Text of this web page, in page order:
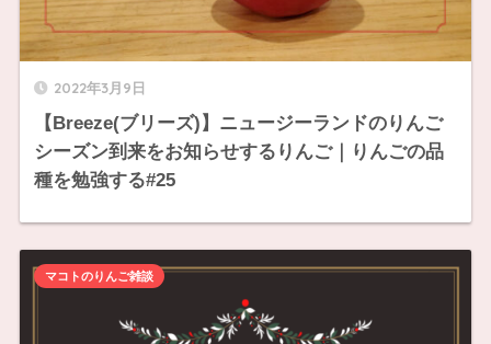
2022年3月9日
【Breeze(ブリーズ)】ニュージーランドのりんご
シーズン到来をお知らせするりんご｜りんごの品
種を勉強する#25
マコトのりんご雑談